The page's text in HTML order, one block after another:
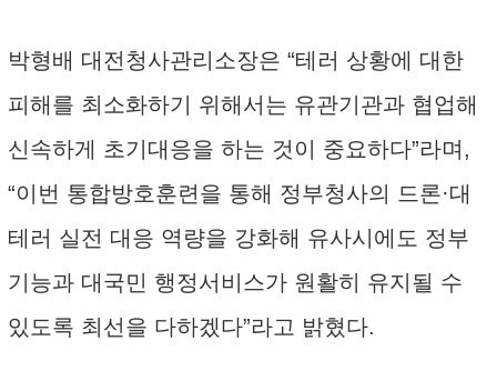
박형배 대전청사관리소장은 “테러 상황에 대한
피해를 최소화하기 위해서는 유관기관과 협업해
신속하게 초기대응을 하는 것이 중요하다”라며,
“이번 통합방호훈련을 통해 정부청사의 드론·대
테러 실전 대응 역량을 강화해 유사시에도 정부
기능과 대국민 행정서비스가 원활히 유지될 수
있도록 최선을 다하겠다”라고 밝혔다.